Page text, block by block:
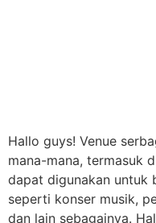
Hallo guys! Venue
mana-mana, termasuk
dapat digunakan untuk
seperti konser musik,
dan lain sebagainya.